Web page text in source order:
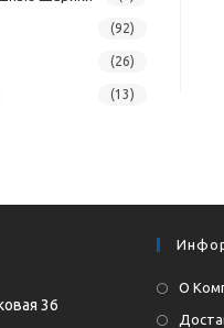
(92)
(26)
(13)
36
О